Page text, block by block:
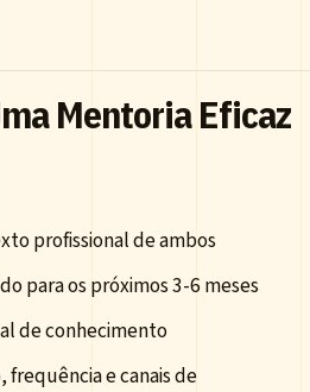
Mentoria Eficaz
profissional de ambos
para os próximos 3-6 meses
de conhecimento
e canais de